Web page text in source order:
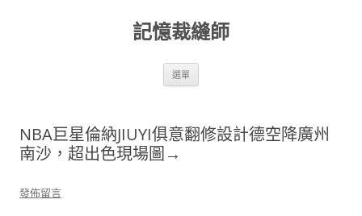
記憶裁縫師
選單
NBA巨星倫納JIUYI俱意翻修設計德空降廣州
南沙，超出色現場圖→
發佈留言